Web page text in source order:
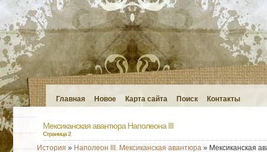
Главная Новое Карта сайта Поиск Контакты
Мексиканская авантюра Наполеона III
Страница 2
История » Наполеон III. Мексиканская авантюра» Мексиканская